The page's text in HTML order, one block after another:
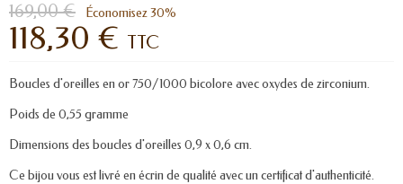
169,00 € Économisez 30%
118,30 € TTC
Boucles d'oreilles en or 750/1000 bicolore avec oxydes de zirconium.
Poids de 0,55 gramme
Dimensions des boucles d'oreilles 0,9 x 0,6 cm.
Ce bijou vous est livré en écrin de qualité avec un certificat d'authenticité.